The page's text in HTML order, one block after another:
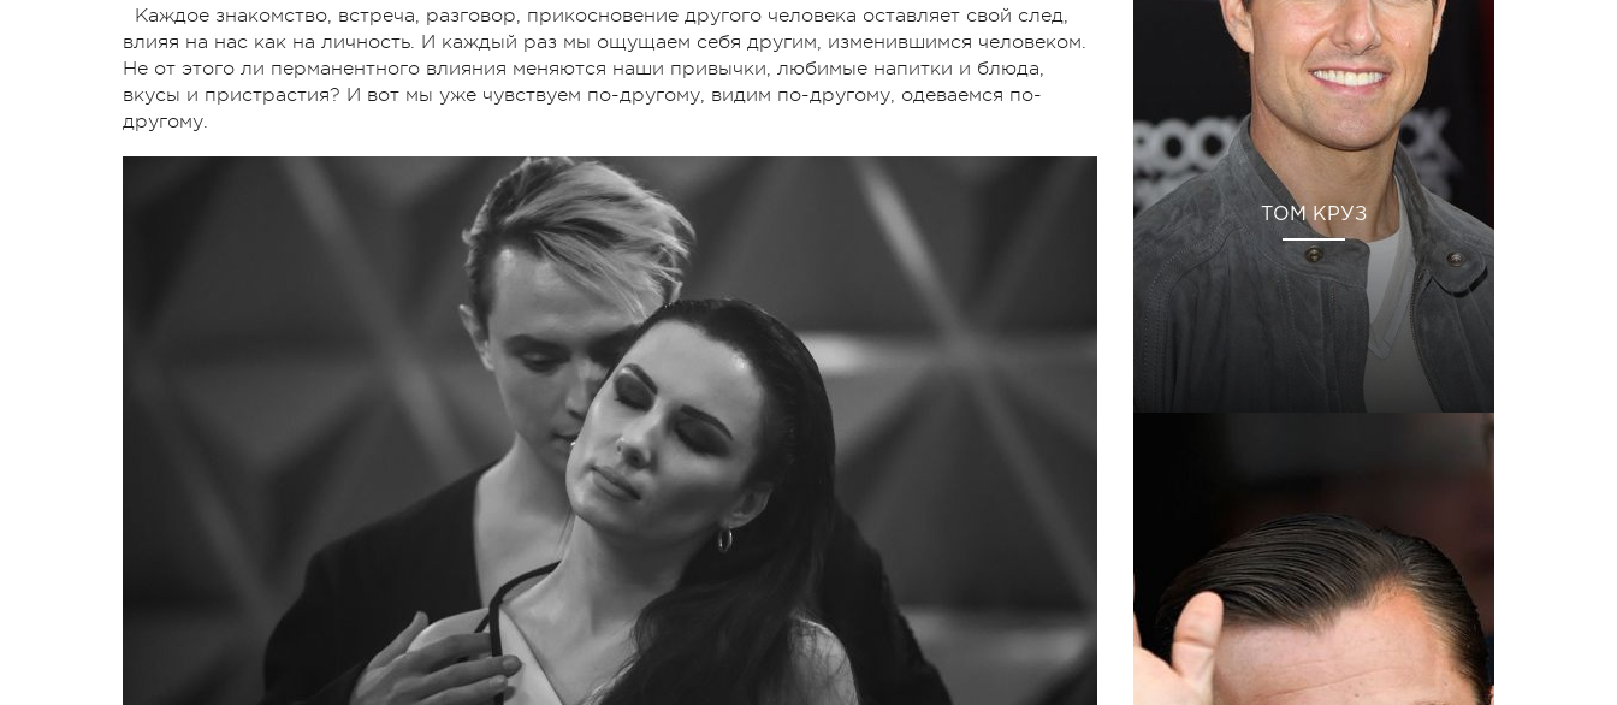
Каждое знакомство, встреча, разговор, прикосновение другого человека оставляет свой след,
влияя на нас как на личность. И каждый раз мы ощущаем себя другим, изменившимся человеком.
Не от этого ли перманентного влияния меняются наши привычки, любимые напитки и блюда,
вкусы и пристрастия? И вот мы уже чувствуем по-другому, видим по-другому, одеваемся по-
другому.
ТОМ КРУЗ